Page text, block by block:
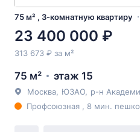
75 м² , 3-комнатную квартиру
23 400 000 ₽
313 673 ₽ за м²
75 м² этаж 15
Москва ЮЗАО р-н
Профсоюзная , 8 мин.